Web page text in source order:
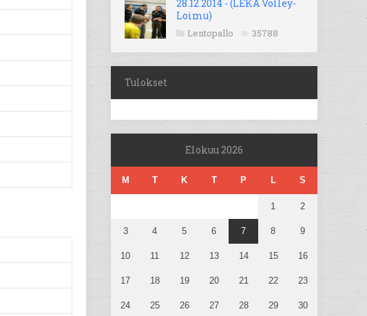
28.12.2014 - (LEKA Volley-
Loimu)
Lentopallo 35788
Tulokset
Elokuu 2026
M T K T P L S
1 2
3 4 5 6 7 8 9
10 11 12 13 14 15 16
17 18 19 20 21 22 23
24 25 26 27 28 29 30